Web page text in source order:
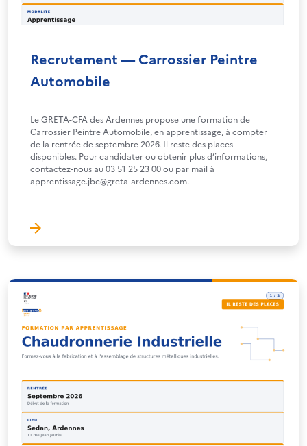
Recrutement — Carrossier Peintre
Automobile
Le GRETA-CFA des Ardennes propose une formation de
Carrossier Peintre Automobile, en apprentissage, à compter
de la rentrée de septembre 2026. Il reste des places
disponibles. Pour candidater ou obtenir plus d’informations,
contactez-nous au 03 51 25 23 00 ou par mail à
apprentissage.jbc@greta-ardennes.com.